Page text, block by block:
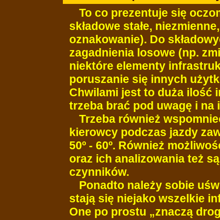
To co prezentuje się
składowe stałe,
oznakowanie). Do
zagadnienia losowe (np.
niektóre elementy
poruszanie się innych
Chwilami jest to duża ilość
trzeba brać pod uwagę i
Trzeba również
kierowcy podczas jazdy
50º - 60º. Również
oraz ich analizowania też
czynników.
Ponadto należy sobie
stają się niejako wszelkie
One po prostu „znaczą